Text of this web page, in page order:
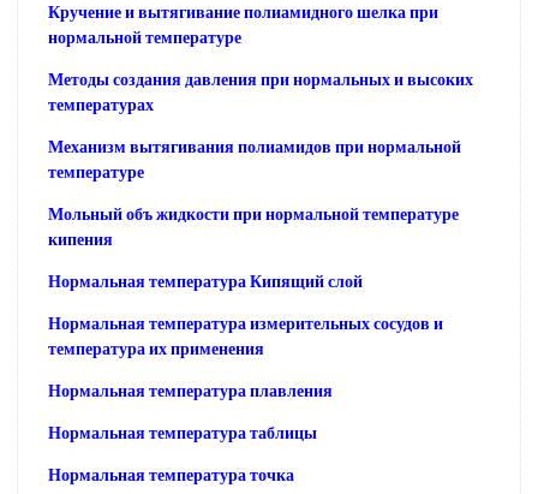
Кручение и вытягивание полиамидного шелка при
нормальной температуре
Методы создания давления при нормальных и высоких
температурах
Механизм вытягивания полиамидов при нормальной
температуре
Мольный объ жидкости при нормальной температуре
кипения
Нормальная температура Кипящий слой
Нормальная температура измерительных сосудов и
температура их применения
Нормальная температура плавления
Нормальная температура таблицы
Нормальная температура точка